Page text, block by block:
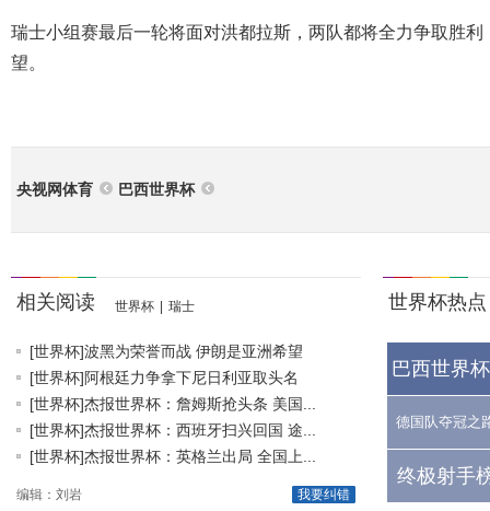
瑞士小组赛最后一轮将面对洪都拉斯，两队都将全力争取胜
望。
央视网体育 巴西世界杯
相关阅读 世界杯 瑞士
[世界杯]波黑为荣誉而战 伊朗是亚洲希望
[世界杯]阿根廷力争拿下尼日利亚取头名
[世界杯]杰报世界杯：詹姆斯抢头条 美国...
[世界杯]杰报世界杯：西班牙扫兴回国 途...
[世界杯]杰报世界杯：英格兰出局 全国上...
我要纠错
编辑：刘岩
世界杯热点
巴西世界
德国队夺冠之
终极射手